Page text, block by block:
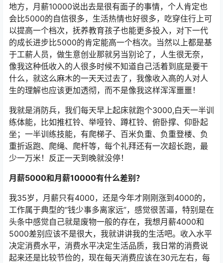
地方，月薪10000说出去是很有面子的事情，个人肯定也
会比5000的自信很多，生活热情也好很多，吃穿住行上可
以提高一个档次，抚养教育孩子也能更多投入，对下一代
的成长进步比5000的肯定能高一个档次。当然以上都是基
于工薪人员，做生意创业那就另当别论了，人生很无奈，
像我这种低收入的人很多时候不知道自己活着到底是要干
什么，就这么麻木的一天天过去了，我像收入高的人对人
生的理解也应该更加透彻，而不是像我这样浑浑噩噩！
我就是消防兵，我们每天早上起床就跑个3000,白天一半训
练体能，比如推杠铃、举哑铃、蹲杠铃、俯卧撑、仰卧起
坐；一半训练技能，有爬梯子、百米负重、负重登楼、负
重折返跑、爬绳、爬杆等，每个礼拜还有一次超长跑，最
少一万米！反正一天到晚就没停！
月薪5000和月薪10000有什么差别？
我35岁，月薪只有4000，还是今年才刚刚涨到4000的，
工作属于典型的“钱少事多离家远”，感觉很苦逼，特别是在
头条中感觉自己就是废物一般的存在，我想月薪4000和
5000差别应该不是很大，我就讲讲我的生活吧。收入水平
决定消费水平，消费水平决定生活品质，我日常的消费说
起来还是比较节俭的，现在每天消费应该在30元左右，每